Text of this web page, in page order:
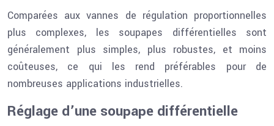
Comparées aux vannes de régulation proportionnelles
plus complexes, les soupapes différentielles sont
généralement plus simples, plus robustes, et moins
coûteuses, ce qui les rend préférables pour de
nombreuses applications industrielles.
Réglage d’une soupape différentielle